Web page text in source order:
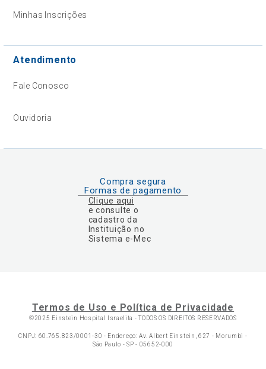
Minhas Inscrições
Atendimento
Fale Conosco
Ouvidoria
Compra segura
Formas de pagamento
Clique aqui
e consulte o
cadastro da
Instituição no
Sistema e-Mec
Termos de Uso e Política de Privacidade
©2025 Einstein Hospital Israelita -TODOS OS DIREITOS RESERVADOS
CNPJ: 60.765.823/0001-30 - Endereço: Av. Albert Einstein, 627 - Morumbi -
São Paulo - SP - 05652-000